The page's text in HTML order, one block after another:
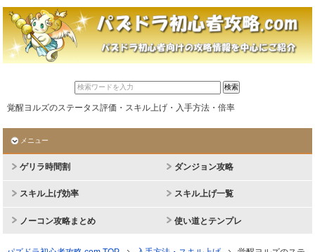
覚醒ヨルズのステータス評価・スキル上げ・入手方法・倍率
メニュー
ゲリラ時間割 ダンジョン攻略
スキル上げ効率 スキル上げ一覧
ノーコン攻略まとめ 使い道とテンプレ